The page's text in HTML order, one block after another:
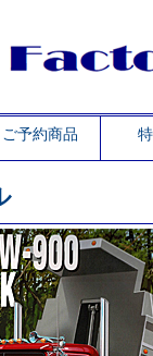
ご予約商品